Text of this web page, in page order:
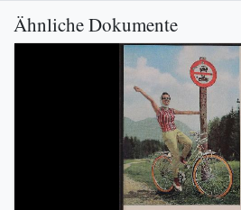
Ähnliche Dokumente